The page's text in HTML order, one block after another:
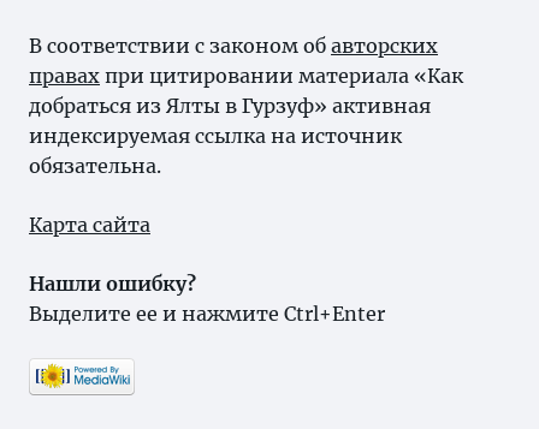
В соответствии с законом об авторских
правах при цитировании материала «Как
добраться из Ялты в Гурзуф» активная
индексируемая ссылка на источник
обязательна.
Карта сайта
Нашли ошибку?
Выделите ее и нажмите Ctrl+Enter